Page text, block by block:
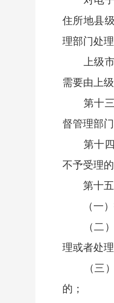
住所地县
理部门处理
上级市
需要由上
第十
督管理部门
第十
不予受理
第十
（一）投
（二）
理或者处
（三）
的；